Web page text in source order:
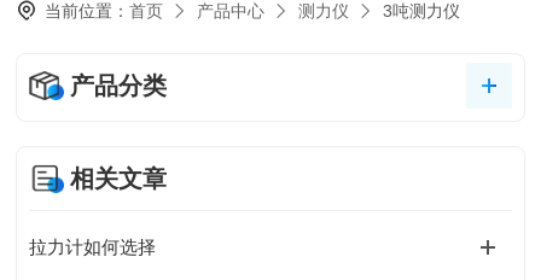
当前位置：首页 产品中心 测力仪 3吨测力仪
产品分类
相关文章
拉力计如何选择